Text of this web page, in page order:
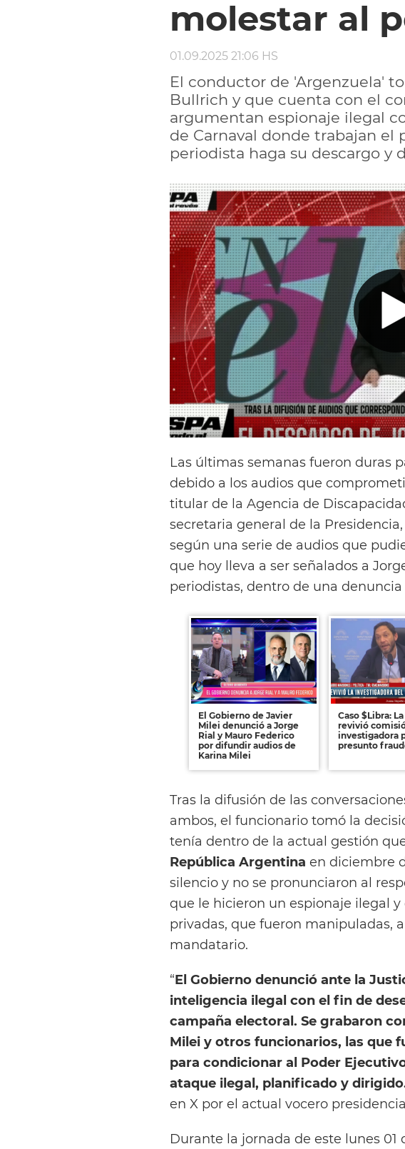
molestar al
01.09.2025 21:06 HS
El conductor de 'Argenzuela'
Bullrich y que cuenta con el
argumentan espionaje ilegal
de Carnaval donde trabajan el
periodista haga su descargo y
Las últimas semanas fueron duras
debido a los audios que
titular de la Agencia de
secretaria general de la
según una serie de audios que
que hoy lleva a ser señalados a
periodistas, dentro de una
El Gobierno de Javier
Milei denunció a Jorge
Rial y Mauro Federico
por difundir audios de
Karina Milei
Caso $Libra:
revivió
investigadora
presunto
Tras la difusión de las
ambos, el funcionario tomó la
tenía dentro de la actual gestión
República Argentina en diciembre
silencio y no se pronunciaron al
que le hicieron un espionaje ilegal
privadas, que fueron manipuladas,
mandatario.
“El Gobierno denunció ante la
inteligencia ilegal con el fin de
campaña electoral. Se grabaron
Milei y otros funcionarios, las que
para condicionar al Poder
ataque ilegal, planificado y
en X por el actual vocero
Durante la jornada de este lunes